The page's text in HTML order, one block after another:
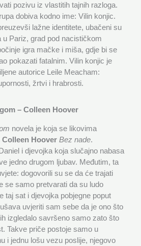
pozivu iz vlastitih tajnih razloga.
dobiva kodno ime: Vilin konjic.
lažne identitete, ubačeni su
u Pariz, grad pod nacističkom
igra mačke i miša, gdje bi se
pokazati fatalnim. Vilin konjic je
autorice Leile Meacham:
žrtvi i hrabrosti.
– Colleen Hoover
novela je koja se likovima
Colleen Hoover Bez nade.
i djevojka koja slučajno nabasa
jedno drugom ljubav. Međutim, ta
dogovorili su se da će trajati
se samo pretvarati da su ludo
taj sat i djevojka pobjegne poput
uvjeriti sam sebe da je ono što
izgledalo savršeno samo zato što
Takve priče postoje samo u
i jednu lošu vezu poslije, njegovo